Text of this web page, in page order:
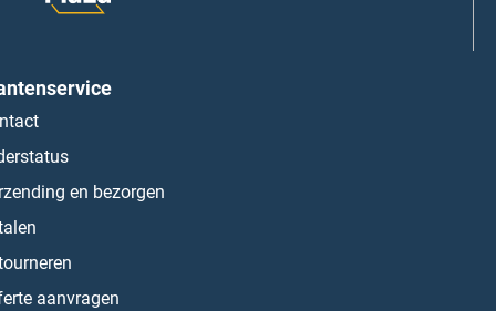
en bezorgen
aanvragen